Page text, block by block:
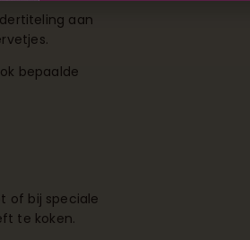
aan
bepaalde
of bij speciale
te koken.